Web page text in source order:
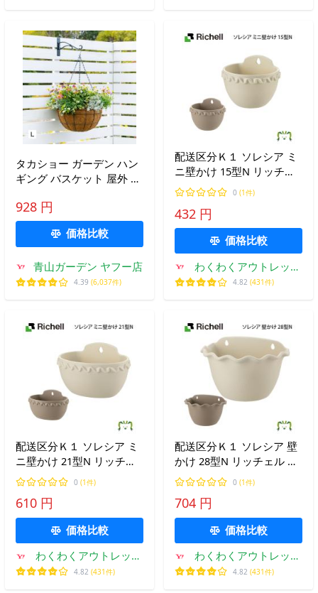
タカショー ガーデン ハン
ギング バスケット 屋外 吊
付 ナチュラル プランター
アイアン 吊り下げ / ハン
ギングバスケット Ｌ /小型
928 円
価格比較
青山ガーデン ヤフー店
4.39 (6,037件)
配送区分Ｋ１ ソレシア ミ
ニ壁かけ 15型N リッチェ
ル ポット苗が入る 園芸 ガ
ーデン ガーデニング 植木
鉢 壁掛け鉢 鉢カバー プラ
ンター
0 (1件)
432 円
価格比較
わくわくアウトレット
ショップ
4.82 (431件)
配送区分Ｋ１ ソレシア ミ
ニ壁かけ 21型N リッチェ
ル ポット苗が入る 園芸 ガ
ーデン ガーデニング 植木
鉢 壁掛け鉢 鉢カバー プラ
ンター
0 (1件)
610 円
価格比較
わくわくアウトレット
ショップ
4.82 (431件)
配送区分Ｋ１ ソレシア 壁
かけ 28型N リッチェル 園
芸 ガーデン ガーデニング
植木鉢 壁掛け鉢 鉢カバー
プランター おしゃれ 室内
水抜き穴 止水栓 目皿付
0 (1件)
704 円
価格比較
わくわくアウトレット
ショップ
4.82 (431件)